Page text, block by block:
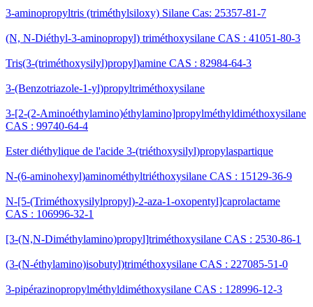
3-aminopropyltris (triméthylsiloxy) Silane Cas: 25357-81-7
(N, N-Diéthyl-3-aminopropyl) triméthoxysilane CAS : 41051-80-3
Tris(3-(triméthoxysilyl)propyl)amine CAS : 82984-64-3
3-(Benzotriazole-1-yl)propyltriméthoxysilane
3-[2-(2-Aminoéthylamino)éthylamino]propylméthyldiméthoxysilane
CAS : 99740-64-4
Ester diéthylique de l'acide 3-(triéthoxysilyl)propylaspartique
N-(6-aminohexyl)aminométhyltriéthoxysilane CAS : 15129-36-9
N-[5-(Triméthoxysilylpropyl)-2-aza-1-oxopentyl]caprolactame
CAS : 106996-32-1
[3-(N,N-Diméthylamino)propyl]triméthoxysilane CAS : 2530-86-1
(3-(N-éthylamino)isobutyl)triméthoxysilane CAS : 227085-51-0
3-pipérazinopropylméthyldiméthoxysilane CAS : 128996-12-3